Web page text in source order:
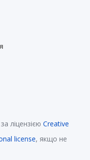
ліцензією Creative
license, якщо не